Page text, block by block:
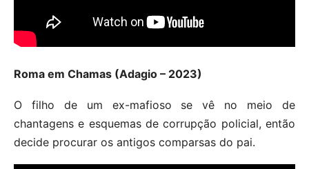
Roma em Chamas (Adagio – 2023)
O filho de um ex-mafioso se vê no meio de
chantagens e esquemas de corrupção policial, então
decide procurar os antigos comparsas do pai.